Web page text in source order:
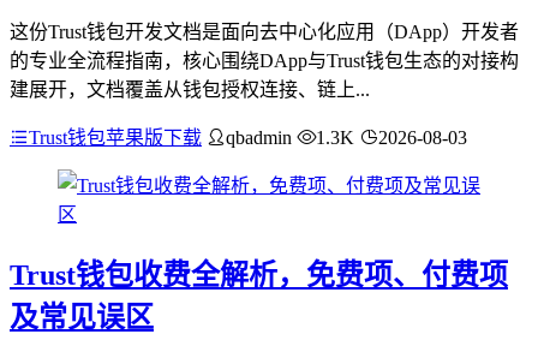
这份Trust钱包开发文档是面向去中心化应用（DApp）开发者
的专业全流程指南，核心围绕DApp与Trust钱包生态的对接构
建展开，文档覆盖从钱包授权连接、链上...
Trust钱包苹果版下载 qbadmin 1.3K 2026-08-03
Trust钱包收费全解析，免费项、付费项
及常见误区